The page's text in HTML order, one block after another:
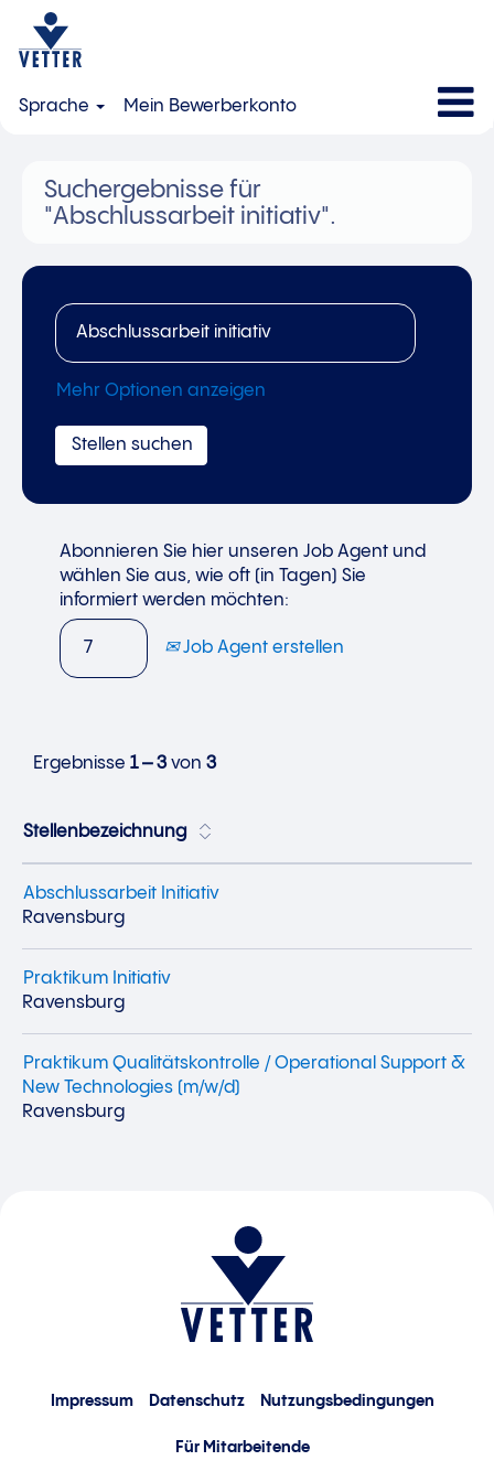
Sprache Mein Bewerberkonto
Suchergebnisse für
"Abschlussarbeit initiativ".
Mehr Optionen anzeigen
Abonnieren Sie hier unseren Job Agent und
wählen Sie aus, wie oft (in Tagen) Sie
informiert werden möchten:
Job Agent erstellen
Ergebnisse 1 – 3von 3
Stellenbezeichnung
Abschlussarbeit Initiativ
Ravensburg
Praktikum Initiativ
Ravensburg
Praktikum Qualitätskontrolle / Operational Support &
New Technologies (m/w/d)
Ravensburg
Impressum Datenschutz Nutzungsbedingungen
Für Mitarbeitende